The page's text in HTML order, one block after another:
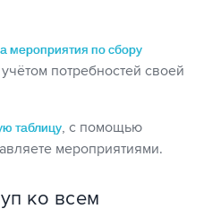
мероприятия по сбору
учётом потребностей своей
таблицу , с помощью
мероприятиями.
ко всем